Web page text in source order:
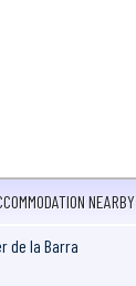
NEARBY
de la Barra